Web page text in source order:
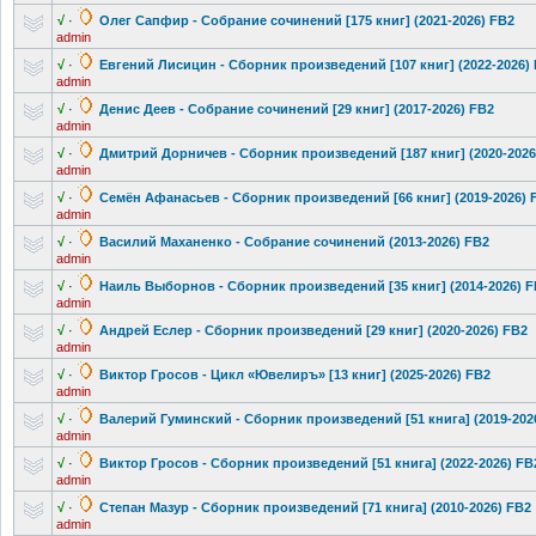
√ ·
Олег Сапфир - Собрание сочинений [175 книг] (2021-2026) FB2
admin
√ · Евгений Лисицин - Сборник произведений [107 книг] (2022-2026)
admin
√ ·
Денис Деев - Собрание сочинений [29 книг] (2017-2026) FB2
admin
√ · Дмитрий Дорничев - Сборник произведений [187 книг] (2020-
admin
√ · Семён Афанасьев - Сборник произведений [66 книг] (2019-2026)
admin
√ ·
Василий Маханенко - Собрание сочинений (2013-2026) FB2
admin
√ · Наиль Выборнов - Сборник произведений [35 книг] (2014-2026)
admin
√ · Андрей Еслер - Сборник произведений [29 книг] (2020-2026) FB2
admin
√ ·
Виктор Гросов - Цикл «Ювелиръ» [13 книг] (2025-2026) FB2
admin
√ · Валерий Гуминский - Сборник произведений [51 книга] (2019-
admin
√ · Виктор Гросов - Сборник произведений [51 книга] (2022-2026)
admin
√ · Степан Мазур - Сборник произведений [71 книга] (2010-2026) FB2
admin